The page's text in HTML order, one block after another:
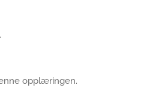
opplæringen.